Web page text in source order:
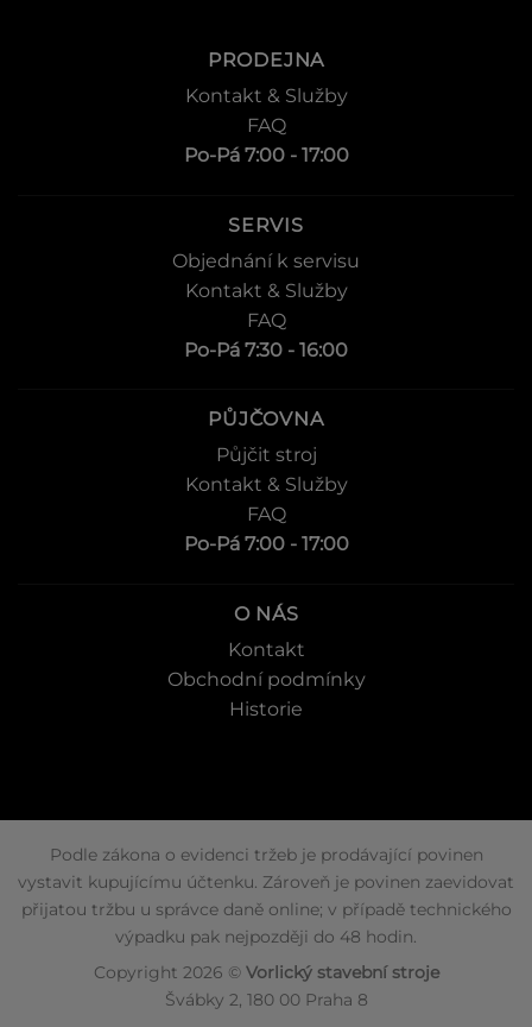
PRODEJNA
Kontakt & Služby
FAQ
Po-Pá 7:00 - 17:00
SERVIS
Objednání k servisu
Kontakt & Služby
FAQ
Po-Pá 7:30 - 16:00
PŮJČOVNA
Půjčit stroj
Kontakt & Služby
FAQ
Po-Pá 7:00 - 17:00
O NÁS
Kontakt
Obchodní podmínky
Historie
Podle zákona o evidenci tržeb je prodávající povinen
vystavit kupujícímu účtenku. Zároveň je povinen zaevidovat
přijatou tržbu u správce daně online; v případě technického
výpadku pak nejpozději do 48 hodin.
Copyright 2026 © Vorlický stavební stroje
Švábky 2, 180 00 Praha 8